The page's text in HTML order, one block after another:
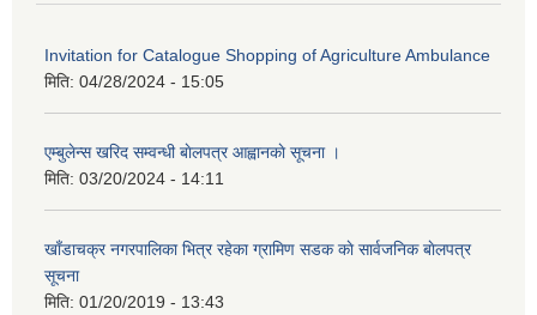
Invitation for Catalogue Shopping of Agriculture Ambulance
मिति: 04/28/2024 - 15:05
एम्बुलेन्स खरिद सम्वन्धी बाेलपत्र आह्वानकाे सूचना ।
मिति: 03/20/2024 - 14:11
खाँडाचक्र नगरपालिका भित्र रहेका ग्रामिण सडक काे सार्वजनिक बाेलपत्र
सूचना
मिति: 01/20/2019 - 13:43